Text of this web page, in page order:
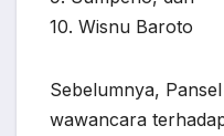
10. Wisnu Baroto
Sebelumnya,
wawancara